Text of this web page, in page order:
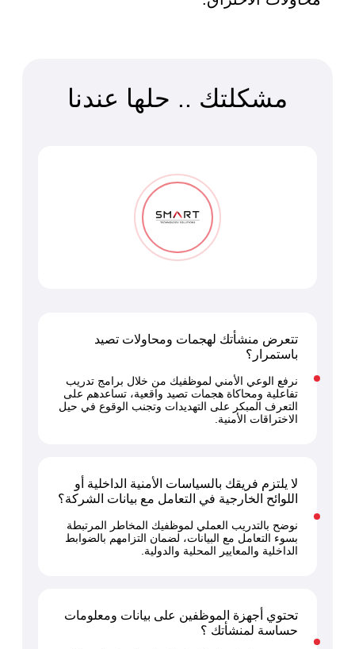
مشكلتك .. حلها عندنا
تتعرض منشأتك لهجمات ومحاولات تصيد
باستمرار؟
نرفع الوعي الأمني لموظفيك من خلال برامج تدريب
تفاعلية ومحاكاة هجمات تصيد واقعية، تساعدهم على
التعرف المبكر على التهديدات وتجنب الوقوع في حيل
الاختراقات الأمنية.
لا يلتزم فريقك بالسياسات الأمنية الداخلية أو
اللوائح الخارجية في التعامل مع بيانات الشركة؟
نوضح بالتدريب العملي لموظفيك المخاطر المرتبطة
بسوء التعامل مع البيانات، لضمان التزامهم بالضوابط
الداخلية والمعايير المحلية والدولية.
تحتوي أجهزة الموظفين على بيانات ومعلومات
حساسة لمنشأتك ؟